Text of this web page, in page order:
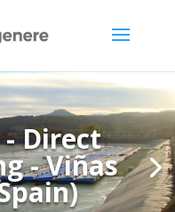
Direct
- Viñas